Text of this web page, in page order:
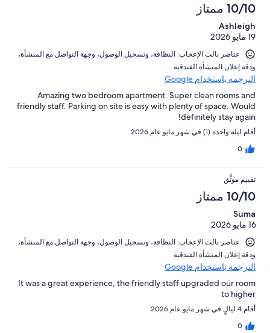
10/10 ممتاز
Ashleigh
19 مايو 2026
عناصر نالت الإعجاب: ⁦النظافة⁩، و⁦تسجيل الوصول⁩، و⁦جهة التواصل مع المنشأة⁩،
و⁦دقة إعلان المنشأة الفندقية⁩
الترجمة باستخدام Google
Amazing two bedroom apartment. Super clean rooms and
friendly staff. Parking on site is easy with plenty of space. Would
definitely stay again!
أقام ليلة واحدة (1) في شهر مايو عام 2026
0
تقييم موثَّق
10/10 ممتاز
Suma
16 مايو 2026
عناصر نالت الإعجاب: ⁦النظافة⁩، و⁦تسجيل الوصول⁩، و⁦جهة التواصل مع المنشأة⁩،
و⁦دقة إعلان المنشأة الفندقية⁩
الترجمة باستخدام Google
It was a great experience, the friendly staff upgraded our room
to higher
أقام 4 ليالٍ في شهر مايو عام 2026
0